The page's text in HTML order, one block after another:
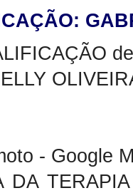
- Google
DA